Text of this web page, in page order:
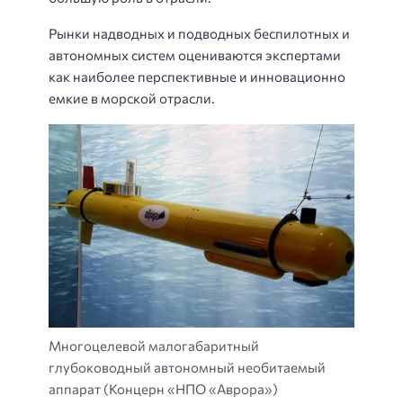
Рынки надводных и подводных беспилотных и
автономных систем оцениваются экспертами
как наиболее перспективные и инновационно
емкие в морской отрасли.
Многоцелевой малогабаритный
глубоководный автономный необитаемый
аппарат (Концерн «НПО «Аврора»)